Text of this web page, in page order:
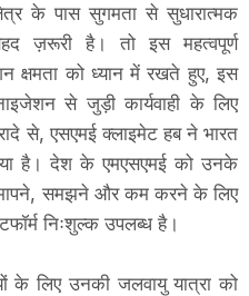
के पास सुगमता से सुधारात्मक
ज़रूरी है। तो इस महत्वपूर्ण
क्षमता को ध्यान में रखते हुए, इस
से जुड़ी कार्यवाही के लिए
से, एसएमई क्लाइमेट हब ने भारत
है। देश के एमएसएमई को उनके
मापने, समझने और कम करने के लिए
निःशुल्क उपलब्ध है।
के लिए उनकी जलवायु यात्रा को